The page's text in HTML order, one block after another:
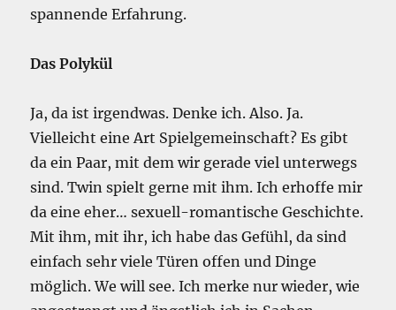
spannende Erfahrung.
Das Polykül
Ja, da ist irgendwas. Denke ich. Also. Ja.
Vielleicht eine Art Spielgemeinschaft? Es gibt
da ein Paar, mit dem wir gerade viel unterwegs
sind. Twin spielt gerne mit ihm. Ich erhoffe mir
da eine eher… sexuell-romantische Geschichte.
Mit ihm, mit ihr, ich habe das Gefühl, da sind
einfach sehr viele Türen offen und Dinge
möglich. We will see. Ich merke nur wieder, wie